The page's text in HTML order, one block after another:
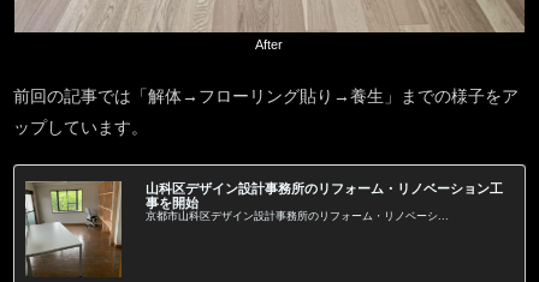
After
前回の記事では「解体→フローリング貼り→養生」までの様子をア
ップしています。
山科区デザイン設計事務所のリフォーム・リノベーション工
事を開始
京都市山科区デザイン設計事務所のリフォーム・リノベーシ...